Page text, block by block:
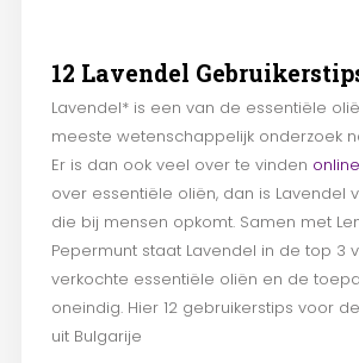
12 Lavendel
Lavendel* is een van de essentiële
meeste wetenschappelijk onderzoek
Er is dan ook veel over te vinden online
over essentiële oliën, dan is Lavendel
die bij mensen opkomt. Samen met
Pepermunt staat Lavendel in de top 3
verkochte essentiële oliën en de
oneindig. Hier 12 gebruikerstips voor
uit Bulgarije